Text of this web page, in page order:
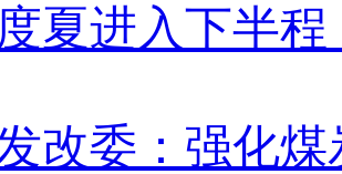
夏进入下半
改委：强化